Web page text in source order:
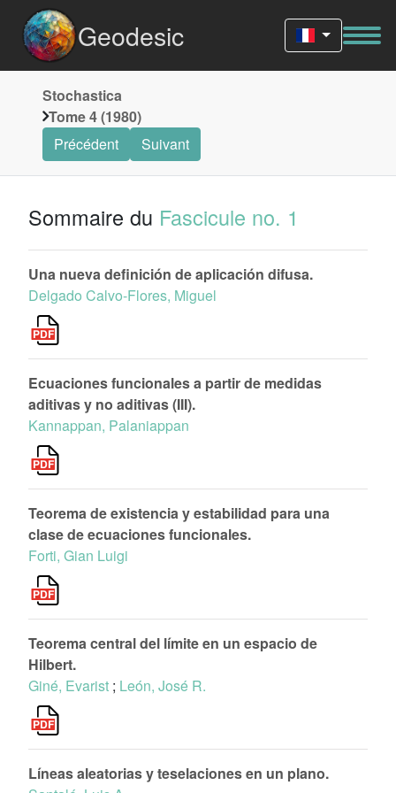
Geodesic
Stochastica
Tome 4 (1980)
Précédent
Suivant
Sommaire du Fascicule no. 1
Una nueva definición de aplicación difusa.
Delgado Calvo-Flores, Miguel
Ecuaciones funcionales a partir de medidas
aditivas y no aditivas (III).
Kannappan, Palaniappan
Teorema de existencia y estabilidad para una
clase de ecuaciones funcionales.
Forti, Gian Luigi
Teorema central del límite en un espacio de
Hilbert.
Giné, Evarist ; León, José R.
Líneas aleatorias y teselaciones en un plano.